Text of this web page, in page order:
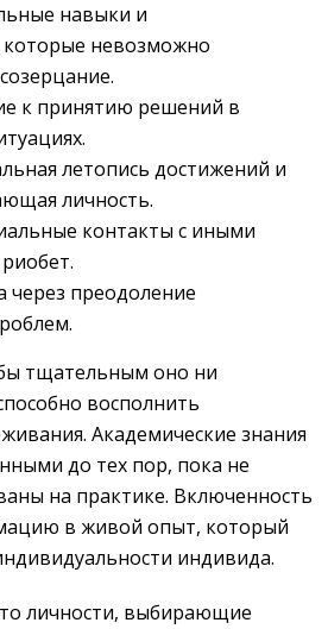
навыки и
которые невозможно
к принятию решений в
летопись достижений и
личность.
контакты с иными
через преодоление
тщательным оно ни
восполнить
Академические знания
до тех пор, пока не
на практике. Включенность
в живой опыт, который
индивида.
личности, выбирающие